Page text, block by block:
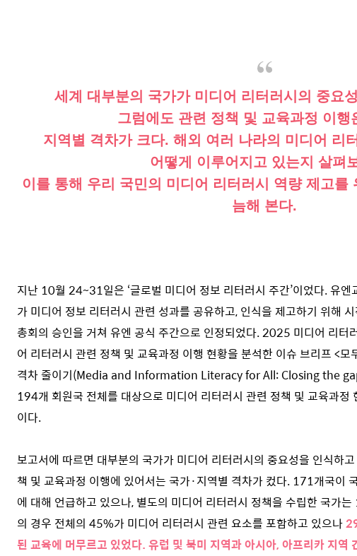
세계 대부분의 국가가 미디어 리터러시의 중요
그럼에도 관련 정책 및 교육과정 이행
지역별 격차가 크다. 해외 여러 나라의 미디어 리
어떻게 이루어지고 있는지 살펴
이를 통해 우리 국민의 미디어 리터러시 역량 제고를
늠해 본다.
지난 10월 24~31일은 ‘글로벌 미디어 정보 리터러시 주간’이었다. 유
가 미디어 정보 리터러시 관련 성과를 공유하고, 인식을 제고하기 위해
총회의 승인을 거쳐 유엔 공식 주간으로 인정되었다. 2025 미디어 리터
어 리터러시 관련 정책 및 교육과정 이행 현황을 분석한 이슈 브리프 <
격차 줄이기(Media and Information Literacy for All: Closing the
194개 회원국 전체를 대상으로 미디어 리터러시 관련 정책 및 교육과정
이다.
보고서에 따르면 대부분의 국가가 미디어 리터러시의 중요성을 인식하
책 및 교육과정 이행에 있어서는 국가·지역별 격차가 컸다. 171개국이
에 대해 언급하고 있으나, 별도의 미디어 리터러시 정책을 수립한 국가
의 경우 전체의 45%가 미디어 리터러시 관련 요소를 포함하고 있으나
된 교육에 머무르고 있었다. 유럽 및 북미 지역과 아시아, 아프리카 지역